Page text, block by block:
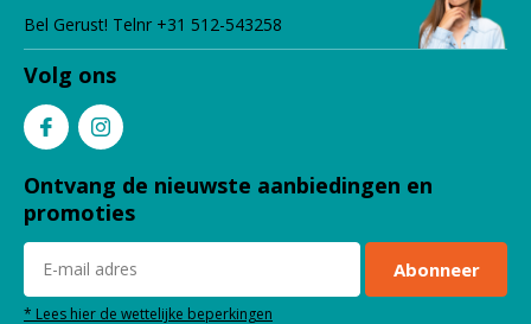
Bel Gerust! Telnr +31 512-543258
Volg ons
Ontvang de nieuwste aanbiedingen en
promoties
Abonneer
* Lees hier de wettelijke beperkingen